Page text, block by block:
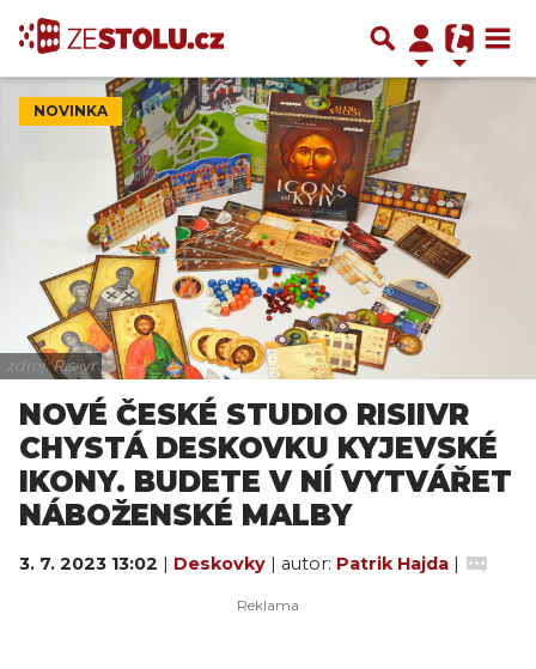
NOVINKA
zdroj: Risiivr
NOVÉ ČESKÉ STUDIO RISIIVR
CHYSTÁ DESKOVKU KYJEVSKÉ
IKONY. BUDETE V NÍ VYTVÁŘET
NÁBOŽENSKÉ MALBY
3. 7. 2023 13:02 | Deskovky | autor: Patrik Hajda |